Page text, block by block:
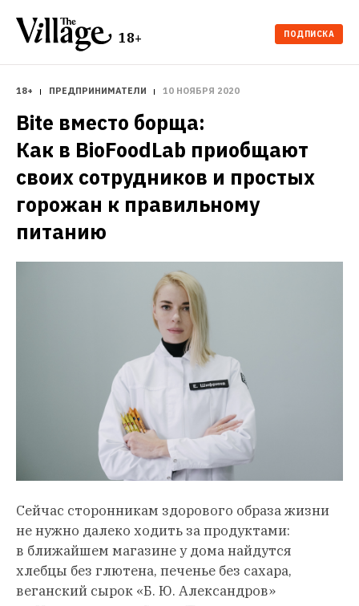
18+ ПОДПИСКА
18+ ПРЕДПРИНИМАТЕЛИ 10 НОЯБРЯ 2020
Bite вместо борща:
Как в BioFoodLab приобщают
своих сотрудников и простых
горожан к правильному
питанию
Сейчас сторонникам здорового образа жизни
не нужно далеко ходить за продуктами:
в ближайшем магазине у дома найдутся
хлебцы без глютена, печенье без сахара,
веганский сырок «Б. Ю. Александров»